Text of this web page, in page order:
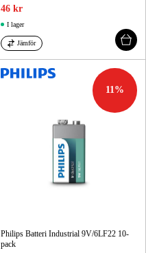
46 kr
I lager
Jämför
11%
Philips Batteri Industrial 9V/6LF22 10-
pack